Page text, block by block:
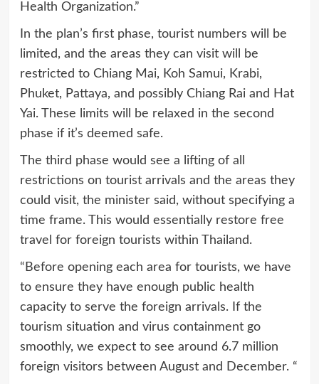
Health Organization.”
In the plan’s first phase, tourist numbers will be
limited, and the areas they can visit will be
restricted to Chiang Mai, Koh Samui, Krabi,
Phuket, Pattaya, and possibly Chiang Rai and Hat
Yai. These limits will be relaxed in the second
phase if it’s deemed safe.
The third phase would see a lifting of all
restrictions on tourist arrivals and the areas they
could visit, the minister said, without specifying a
time frame. This would essentially restore free
travel for foreign tourists within Thailand.
“Before opening each area for tourists, we have
to ensure they have enough public health
capacity to serve the foreign arrivals.
If the
tourism situation and virus containment go
smoothly, we expect to see around 6.7 million
foreign visitors between August and December. “